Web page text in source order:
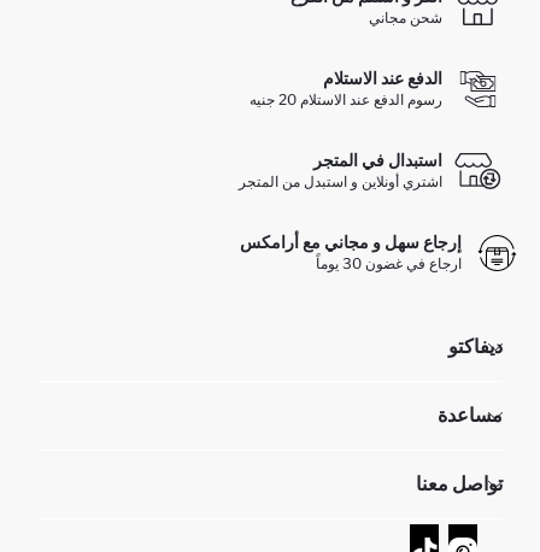
شحن مجاني
الدفع عند الاستلام
رسوم الدفع عند الاستلام 20 جنيه
استبدال في المتجر
اشتري أونلاين و استبدل من المتجر
إرجاع سهل و مجاني مع أرامكس
ارجاع في غضون 30 يوماً
ديفاكتو
تعرف علينا
GIFT CLUB
مساعدة
عمليات الارجاع و الاستبدال السهلة
تتبع الشحنة
تواصل معنا
نموذج الاتصال